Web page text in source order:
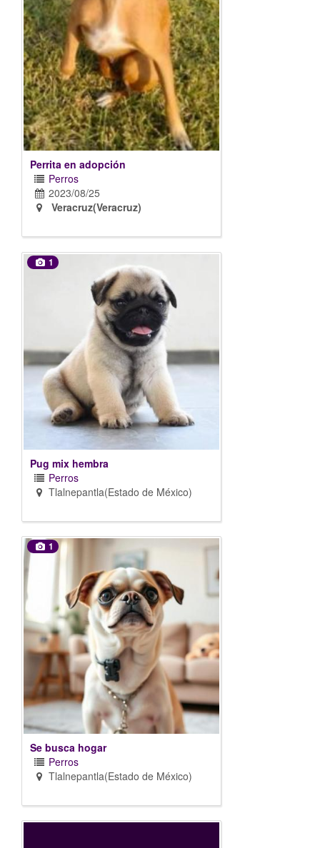
Perrita en adopción
Perros
2023/08/25
Veracruz(Veracruz)
1
Pug mix hembra
Perros
Tlalnepantla(Estado de México)
1
Se busca hogar
Perros
Tlalnepantla(Estado de México)